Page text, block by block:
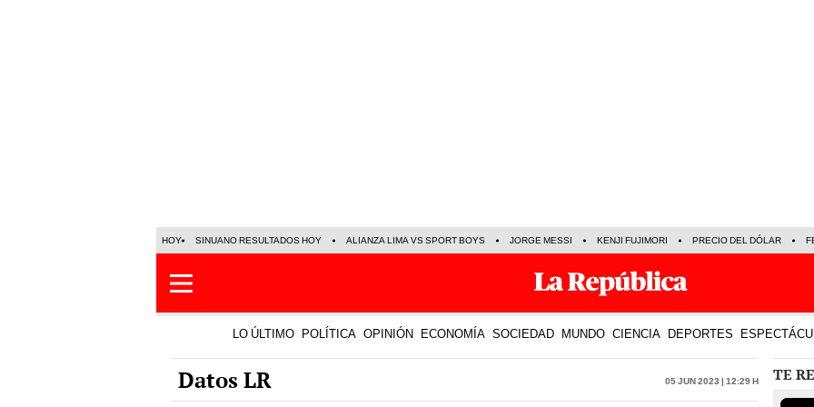
HOY SINUANO RESULTADOS HOY ALIANZA LIMA VS SPORT BOYS JORGE MESSI KENJI FUJIMORI PRECIO DEL DÓLAR
LO ÚLTIMO POLÍTICA OPINIÓN ECONOMÍA SOCIEDAD MUNDO CIENCIA DEPORTES
Datos LR 05 Jun 2023 | 12:29 h TE